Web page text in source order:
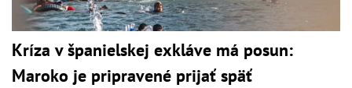
Kríza v španielskej exkláve má posun:
Maroko je pripravené prijať späť